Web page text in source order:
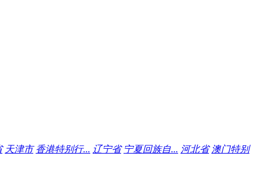
天津市 香港特别行... 辽宁省 宁夏回族自... 河北省 澳门特别